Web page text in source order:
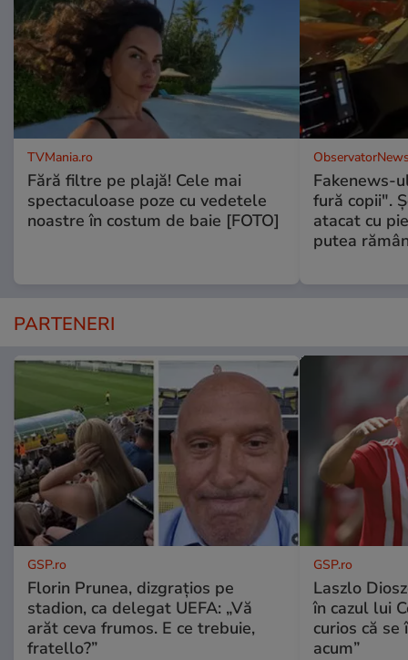
TVMania.ro
Fără filtre pe plajă! Cele mai
spectaculoase poze cu vedetele
noastre în costum de baie [FOTO]
Fakenews-
fură copii".
atacat cu
putea
PARTENERI
GSP.ro
Florin Prunea, dizgrațios pe
stadion, ca delegat UEFA: „Vă
arăt ceva frumos. E ce trebuie,
fratello?”
GSP.ro
Laszlo
în cazul lui
curios că
acum”